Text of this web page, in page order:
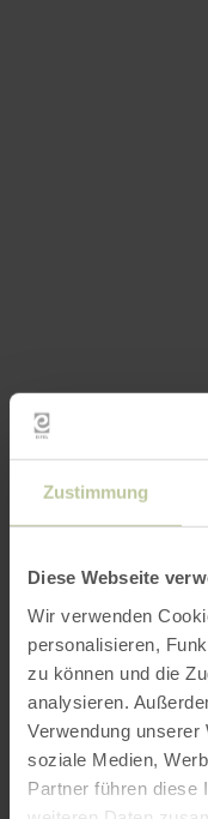
Zustimmung
Diese Webseite
Wir verwenden
personalisieren,
zu können und die
analysieren.
Verwendung
soziale Medien,
Partner führen diese